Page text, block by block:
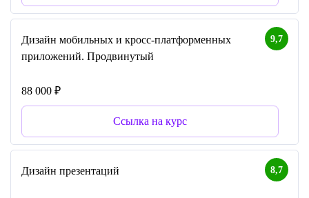
9,7
Дизайн мобильных и кросс-платформенных
приложений. Продвинутый
88 000 ₽
Ссылка на курс
8,7
Дизайн презентаций